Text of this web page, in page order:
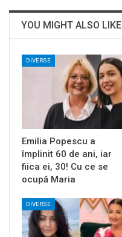
YOU MIGHT ALSO LIKE
DIVERSE
Emilia Popescu a
împlinit 60 de ani, iar
fiica ei, 30! Cu ce se
ocupă Maria
DIVERSE